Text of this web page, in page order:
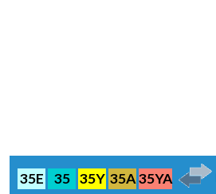
35E 35 35Y 35A 35YA